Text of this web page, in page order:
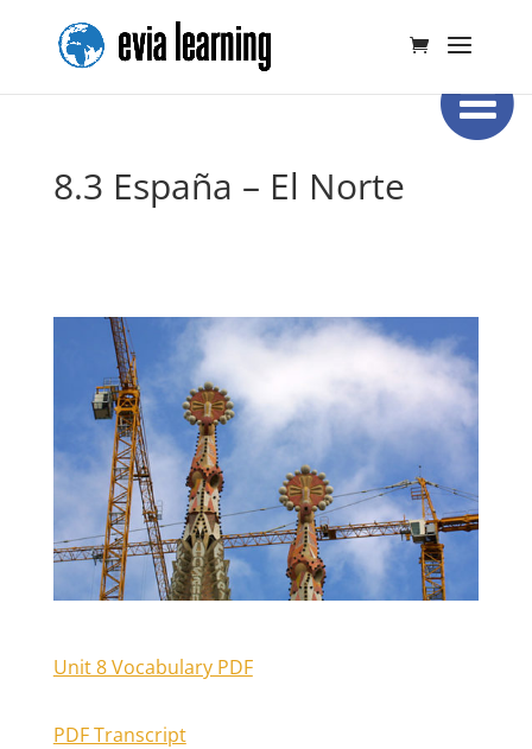
8.3 España – El Norte
Unit 8 Vocabulary PDF
PDF Transcript